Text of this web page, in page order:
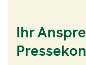
Ihr